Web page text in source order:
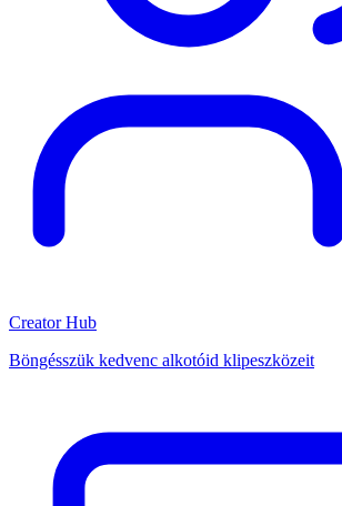
Creator Hub
Böngésszük kedvenc alkotóid klipeszközeit